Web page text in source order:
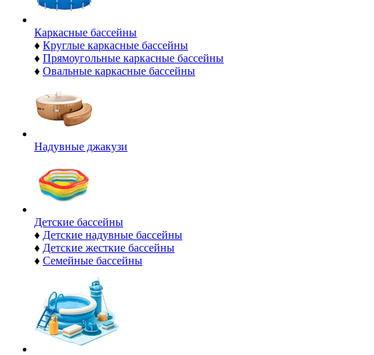
Каркасные бассейны
♦ Круглые каркасные бассейны
♦ Прямоугольные каркасные бассейны
♦ Овальные каркасные бассейны
Надувные джакузи
Детские бассейны
♦ Детские надувные бассейны
♦ Детские жесткие бассейны
♦ Семейные бассейны